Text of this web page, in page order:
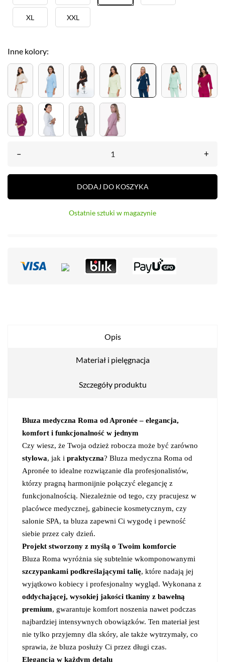
XL XXL
Inne kolory:
– +
DODAJ DO KOSZYKA
Ostatnie sztuki w magazynie
Opis
Materiał i pielęgnacja
Szczegóły produktu
Bluza medyczna Roma od Apronée – elegancja,
komfort i funkcjonalność w jednym
Czy wiesz, że Twoja odzież robocza może być zarówno
stylowa, jak i praktyczna? Bluza medyczna Roma od
Apronée to idealne rozwiązanie dla profesjonalistów,
którzy pragną harmonijnie połączyć elegancję z
funkcjonalnością. Niezależnie od tego, czy pracujesz w
placówce medycznej, gabinecie kosmetycznym, czy
salonie SPA, ta bluza zapewni Ci wygodę i pewność
siebie przez cały dzień.
Projekt stworzony z myślą o Twoim komforcie
Bluza Roma wyróżnia się subtelnie wkomponowanymi
szczypankami podkreślającymi talię, które nadają jej
wyjątkowo kobiecy i profesjonalny wygląd. Wykonana z
oddychającej, wysokiej jakości tkaniny z bawełną
premium, gwarantuje komfort noszenia nawet podczas
najbardziej intensywnych obowiązków. Ten materiał jest
nie tylko przyjemny dla skóry, ale także wytrzymały, co
sprawia, że bluza posłuży Ci przez długi czas.
Elegancja w każdym detalu